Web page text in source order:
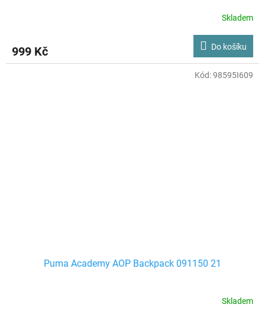
Skladem
999 Kč Do košíku
Puma Academy AOP Backpack 091150 21
Skladem
Kód:98595I609